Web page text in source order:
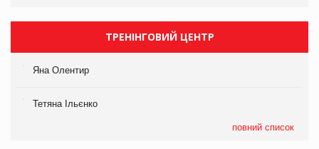
ТРЕНІНГОВИЙ ЦЕНТР
Яна Олентир
Тетяна Ільєнко
повний список